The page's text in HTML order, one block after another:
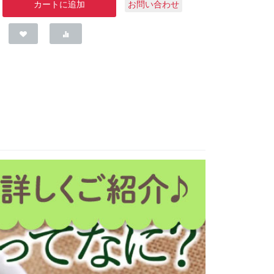
カートに追加 お問い合わせ